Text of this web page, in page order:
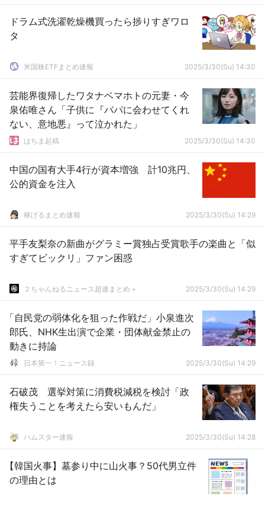
ドラム式洗濯乾燥機買ったら捗りすぎワロ
タ
米国株ETFまとめ速報 2025/3/30(Su) 14:30
芸能界復帰したワタナベマホトの元妻・今
泉佑唯さん「子供に『パパに会わせてくれ
ない、意地悪』って泣かれた」
はちま起稿 2025/3/30(Su) 14:30
中国の国有大手4行が資本増強 計10兆円、
公的資金を注入
稼げるまとめ速報 2025/3/30(Su) 14:29
平手友梨奈の新曲がグラミー賞独占受賞歌手の楽曲と「似
すぎてビックリ」ファン困惑
２ちゃんねるニュース超速まとめ＋ 2025/3/30(Su) 14:29
「自民党の弱体化を狙った作戦だ」小泉進次
郎氏、NHK生出演で企業・団体献金禁止の
動きに持論
日本第一！ニュース録 2025/3/30(Su) 14:29
石破茂 選挙対策に消費税減税を検討「政
権失うことを考えたら安いもんだ」
ハムスター速報 2025/3/30(Su) 14:28
【韓国火事】墓参り中に山火事？50代男立件
の理由とは